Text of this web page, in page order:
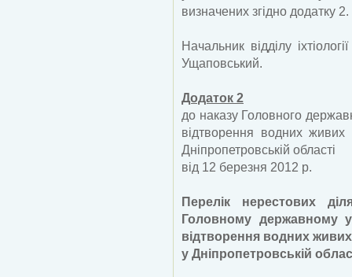
визначених згідно додатку 2.
Начальник відділу
Ущаповський.
Додаток 2
до наказу Головного
відтворення водних
Дніпропетровській області
від 12 березня 2012 р.
Перелік нерестових
Головному державному
відтворення водних
у Дніпропетровській